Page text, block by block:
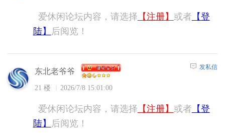
爱休闲论坛内容，请选择 【注册】 或者 【登
陆】
后阅览！
东北老爷爷
21 楼 2026/7/8 15:01:00
发私信
爱休闲论坛内容，请选择 【注册】 或者 【登
陆】
后阅览！